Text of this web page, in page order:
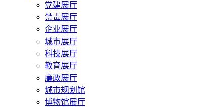
党建展厅
禁毒展厅
企业展厅
城市展厅
科技展厅
教育展厅
廉政展厅
城市规划馆
博物馆展厅